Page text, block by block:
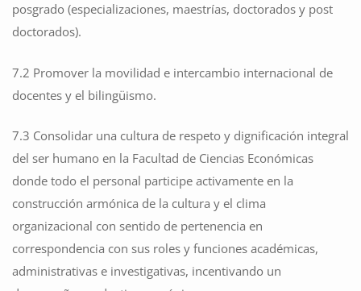
posgrado (especializaciones, maestrías, doctorados y post
doctorados).
7.2 Promover la movilidad e intercambio internacional de
docentes y el bilingüismo.
7.3 Consolidar una cultura de respeto y dignificación integral
del ser humano en la Facultad de Ciencias Económicas
donde todo el personal participe activamente en la
construcción armónica de la cultura y el clima
organizacional con sentido de pertenencia en
correspondencia con sus roles y funciones académicas,
administrativas e investigativas, incentivando un